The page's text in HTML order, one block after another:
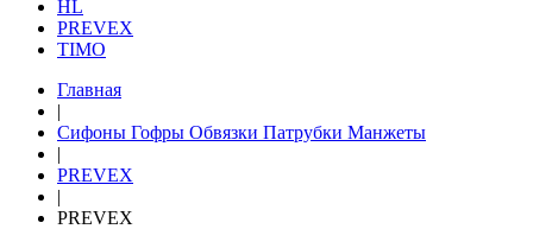
HL
PREVEX
TIMO
Главная
|
Сифоны Гофры Обвязки Патрубки Манжеты
|
PREVEX
|
PREVEX